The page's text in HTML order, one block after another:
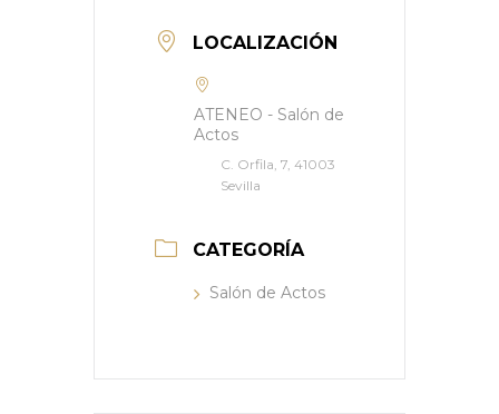
LOCALIZACIÓN
ATENEO - Salón de
Actos
C. Orfila, 7, 41003
Sevilla
CATEGORÍA
Salón de Actos